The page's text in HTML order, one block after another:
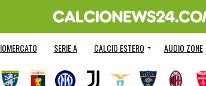
SERIE A CALCIO ESTERO AUDIO ZONE